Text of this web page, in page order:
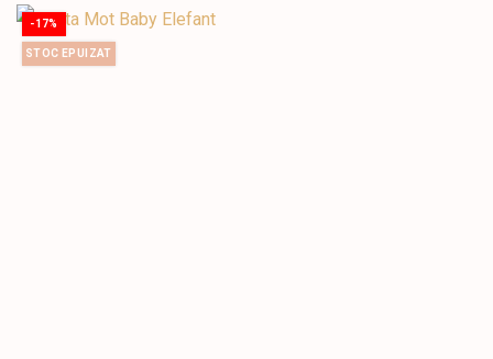
-17%
STOC EPUIZAT